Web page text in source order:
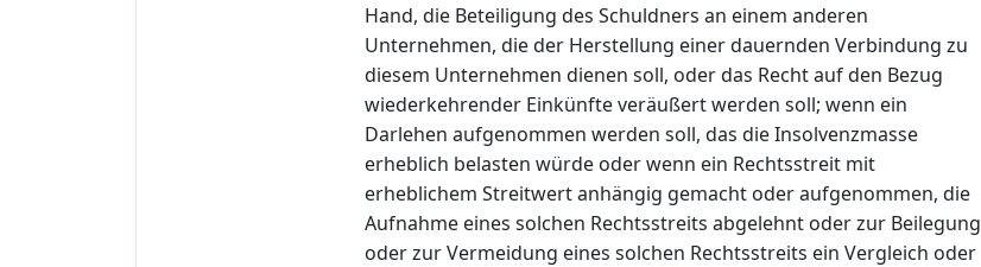
Hand, die Beteiligung des Schuldners an einem anderen
Unternehmen, die der Herstellung einer dauernden Verbindung zu
diesem Unternehmen dienen soll, oder das Recht auf den Bezug
wiederkehrender Einkünfte veräußert werden soll; wenn ein
Darlehen aufgenommen werden soll, das die Insolvenzmasse
erheblich belasten würde oder wenn ein Rechtsstreit mit
erheblichem Streitwert anhängig gemacht oder aufgenommen, die
Aufnahme eines solchen Rechtsstreits abgelehnt oder zur Beilegung
oder zur Vermeidung eines solchen Rechtsstreits ein Vergleich oder